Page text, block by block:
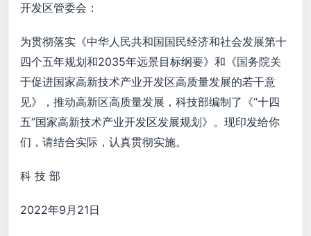
开发区管委会：
为贯彻落实《中华人民共和国国民经济和社会发展第十
四个五年规划和2035年远景目标纲要》和《国务院关
于促进国家高新技术产业开发区高质量发展的若干意
见》，推动高新区高质量发展，科技部编制了《“十四
五”国家高新技术产业开发区发展规划》。现印发给你
们，请结合实际，认真贯彻实施。
科 技 部
2022年9月21日